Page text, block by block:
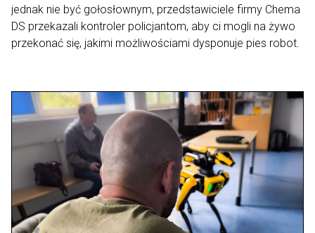
jednak nie być gołosłownym, przedstawiciele firmy Chema
DS przekazali kontroler policjantom, aby ci mogli na żywo
przekonać się, jakimi możliwościami dysponuje pies robot.